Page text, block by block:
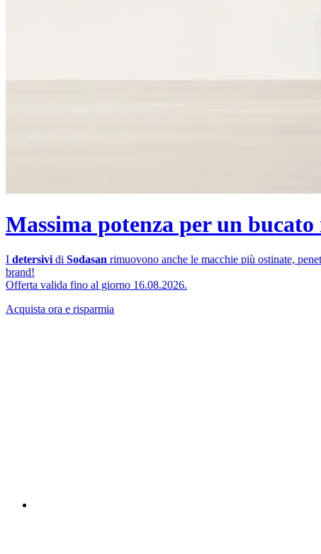
Massima potenza per un
I detersivi di Sodasan rimuovono anche le macchie più ostinate,
brand!
Offerta valida fino al giorno 16.08.2026.
Acquista ora e risparmia